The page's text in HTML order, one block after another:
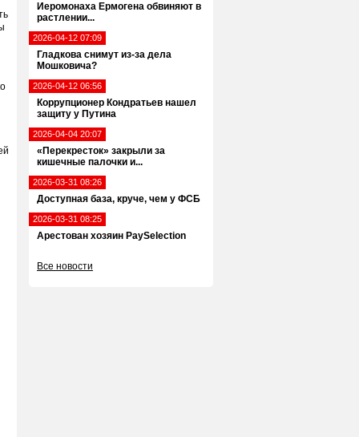
Иеромонаха Ермогена обвиняют в
растлении...
2026-04-12 07:09
Гладкова снимут из-за дела
Мошковича?
2026-04-12 06:56
Коррупционер Кондратьев нашел
защиту у Путина
2026-04-04 20:07
«Перекресток» закрыли за
кишечные палочки и...
2026-03-31 08:26
Доступная база, круче, чем у ФСБ
2026-03-31 08:25
Арестован хозяин PaySelection
Все новости